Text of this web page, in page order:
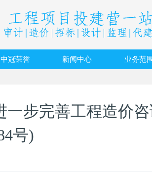
中冠荣誉 新闻中心 业务范围
一步完善工程造价
号)